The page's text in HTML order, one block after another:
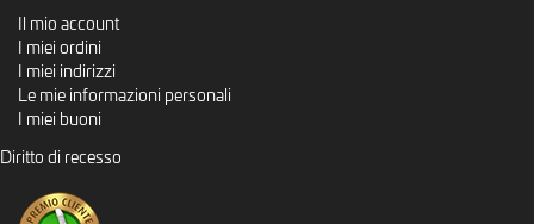
Il mio account
I miei ordini
I miei indirizzi
Le mie informazioni personali
I miei buoni
Diritto di recesso